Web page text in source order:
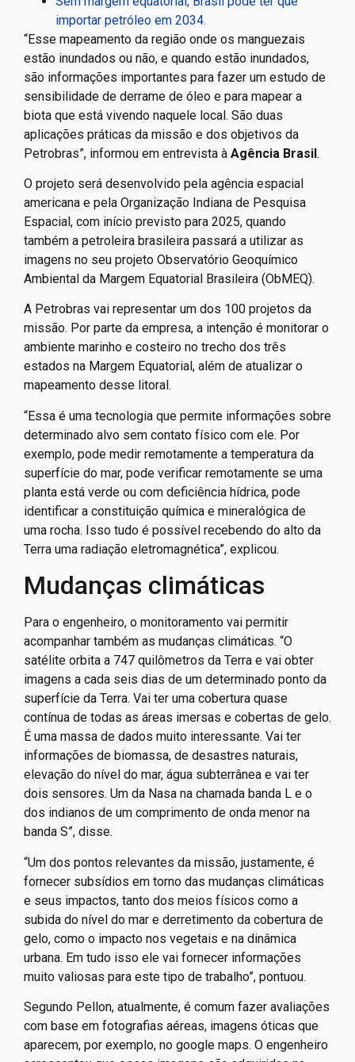
importar petróleo em 2034.
“Esse mapeamento da região onde os manguezais
estão inundados ou não, e quando estão inundados,
são informações importantes para fazer um estudo de
sensibilidade de derrame de óleo e para mapear a
biota que está vivendo naquele local. São duas
aplicações práticas da missão e dos objetivos da
Petrobras”, informou em entrevista à Agência Brasil.
O projeto será desenvolvido pela agência espacial
americana e pela Organização Indiana de Pesquisa
Espacial, com início previsto para 2025, quando
também a petroleira brasileira passará a utilizar as
imagens no seu projeto Observatório Geoquímico
Ambiental da Margem Equatorial Brasileira (ObMEQ).
A Petrobras vai representar um dos 100 projetos da
missão. Por parte da empresa, a intenção é monitorar o
ambiente marinho e costeiro no trecho dos três
estados na Margem Equatorial, além de atualizar o
mapeamento desse litoral.
“Essa é uma tecnologia que permite informações sobre
determinado alvo sem contato físico com ele. Por
exemplo, pode medir remotamente a temperatura da
superfície do mar, pode verificar remotamente se uma
planta está verde ou com deficiência hídrica, pode
identificar a constituição química e mineralógica de
uma rocha. Isso tudo é possível recebendo do alto da
Terra uma radiação eletromagnética”, explicou.
Mudanças climáticas
Para o engenheiro, o monitoramento vai permitir
acompanhar também as mudanças climáticas. “O
satélite orbita a 747 quilômetros da Terra e vai obter
imagens a cada seis dias de um determinado ponto da
superfície da Terra. Vai ter uma cobertura quase
contínua de todas as áreas imersas e cobertas de gelo.
É uma massa de dados muito interessante. Vai ter
informações de biomassa, de desastres naturais,
elevação do nível do mar, água subterrânea e vai ter
dois sensores. Um da Nasa na chamada banda L e o
dos indianos de um comprimento de onda menor na
banda S”, disse.
“Um dos pontos relevantes da missão, justamente, é
fornecer subsídios em torno das mudanças climáticas
e seus impactos, tanto dos meios físicos como a
subida do nível do mar e derretimento da cobertura de
gelo, como o impacto nos vegetais e na dinâmica
urbana. Em tudo isso ele vai fornecer informações
muito valiosas para este tipo de trabalho”, pontuou.
Segundo Pellon, atualmente, é comum fazer avaliações
com base em fotografias aéreas, imagens óticas que
aparecem, por exemplo, no google maps. O engenheiro